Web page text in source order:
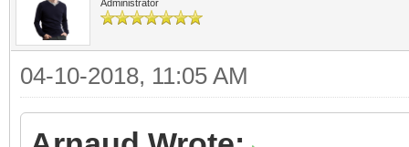
Administrator
04-10-2018, 11:05 AM